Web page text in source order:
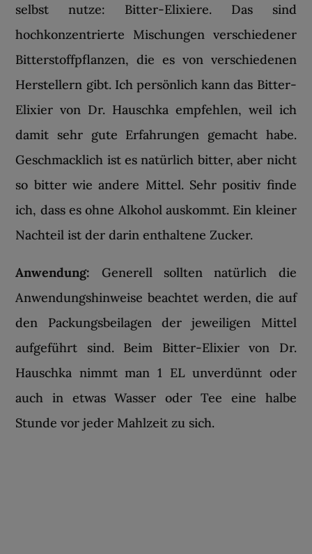
selbst nutze: Bitter-Elixiere. Das sind
hochkonzentrierte Mischungen verschiedener
Bitterstoffpflanzen, die es von verschiedenen
Herstellern gibt. Ich persönlich kann das Bitter-
Elixier von Dr. Hauschka empfehlen, weil ich
damit sehr gute Erfahrungen gemacht habe.
Geschmacklich ist es natürlich bitter, aber nicht
so bitter wie andere Mittel. Sehr positiv finde
ich, dass es ohne Alkohol auskommt. Ein kleiner
Nachteil ist der darin enthaltene Zucker.
Anwendung: Generell sollten natürlich die
Anwendungshinweise beachtet werden, die auf
den Packungsbeilagen der jeweiligen Mittel
aufgeführt sind. Beim Bitter-Elixier von Dr.
Hauschka nimmt man 1 EL unverdünnt oder
auch in etwas Wasser oder Tee eine halbe
Stunde vor jeder Mahlzeit zu sich.